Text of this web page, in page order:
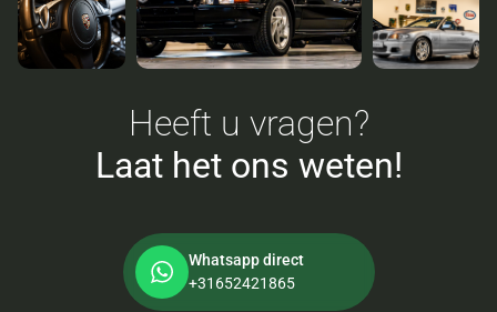
Heeft u vragen?
Laat het ons weten!
Whatsapp direct
+31652421865